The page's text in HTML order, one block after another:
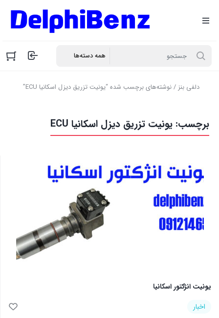
دلفی بنز / نوشته‌های برچسب شده “یونیت تزریق دیزل اسکانیا ECU”
برچسب: یونیت تزریق دیزل اسکانیا ECU
یونیت انژکتور اسکانیا
اخبار